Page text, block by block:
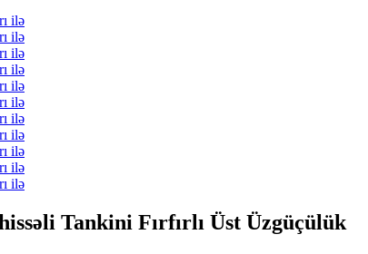
Tankini Fırfırlı Üst Üzgüçülük